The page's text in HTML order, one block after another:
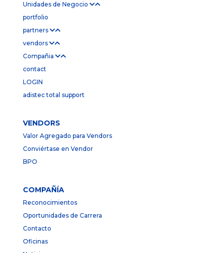
Unidades de Negocio
portfolio
partners
vendors
Compañia
contact
LOGIN
adistec total support
VENDORS
Valor Agregado para Vendors
Conviértase en Vendor
BPO
COMPAÑÍA
Reconocimientos
Oportunidades de Carrera
Contacto
Oficinas